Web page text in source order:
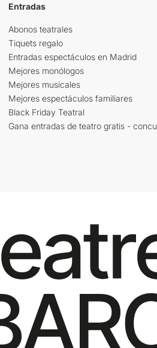
Entradas
Abonos teatrales
Tiquets regalo
Entradas espectáculos en Madrid
Mejores monólogos
Mejores musicales
Mejores espectáculos familiares
Black Friday Teatral
Gana entradas de teatro gratis -